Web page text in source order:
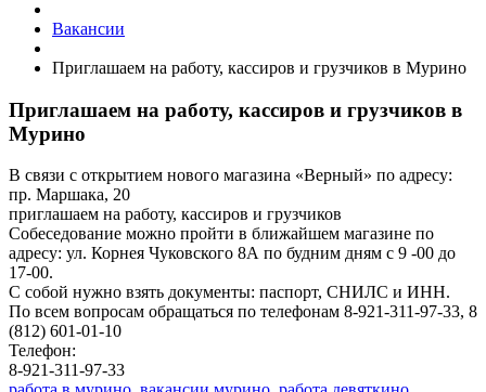
Вакансии
Приглашаем на работу, кассиров и грузчиков в Мурино
Приглашаем на работу, кассиров и грузчиков в
Мурино
В связи с открытием нового магазина «Верный» по адресу:
пр. Маршака, 20
приглашаем на работу, кассиров и грузчиков
Собеседование можно пройти в ближайшем магазине по
адресу: ул. Корнея Чуковского 8А по будним дням с 9 -00 до
17-00.
С собой нужно взять документы: паспорт, СНИЛС и ИНН.
По всем вопросам обращаться по телефонам 8-921-311-97-33, 8
(812) 601-01-10
Телефон:
8-921-311-97-33